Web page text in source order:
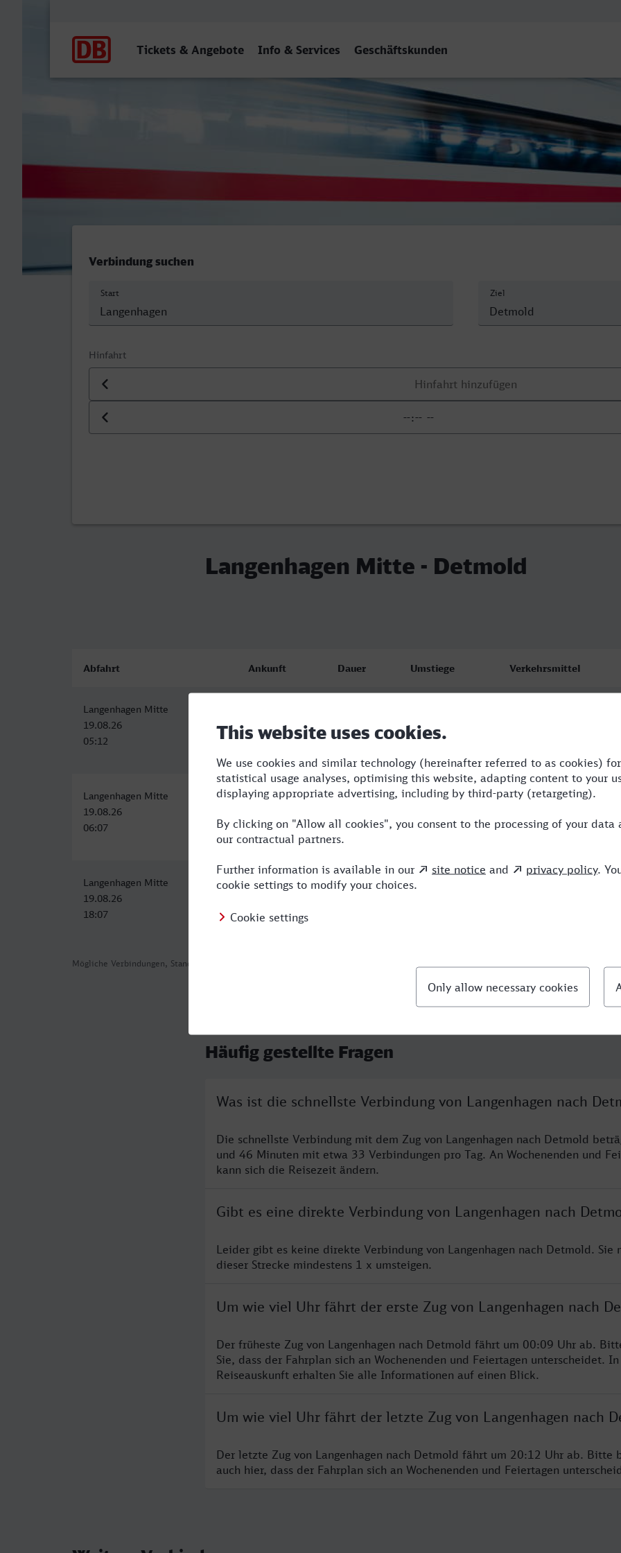
Tickets & Angebote Info & Services Geschäftskunden
Langenhagen Mitte - Detmold
Verbindung suchen
Start Ziel
Hinfahrt
Datum der Hinfahrt
Uhrzeit der Hinfahrt
Langenhagen Mitte - Detmold
Mögliche Verbindungen, Stand: 2026-08-05 06:42
Abfahrt Ankunft Dauer Umstiege Verkehrsmittel
Langenhagen Mitte
19.08.26
05:12
19.08.26
07:58
Langenhagen Mitte
19.08.26
06:07
Detmold
08:58
2:51 2 RB,RE,ERB
Langenhagen Mitte
19.08.26
18:07
Detmold
20:58
2:51 2
Häufig gestellte Fragen
Was ist die schnellste Verbindung von Langenhagen nach
Die schnellste Verbindung mit dem Zug von Langenhagen nach Detmold
und 46 Minuten mit etwa 33 Verbindungen pro Tag. An Wochenenden und
kann sich die Reisezeit ändern.
Gibt es eine direkte Verbindung von Langenhagen nach
Leider gibt es keine direkte Verbindung von Langenhagen nach Detmold. Sie
dieser Strecke mindestens 1 x umsteigen.
Um wie viel Uhr fährt der erste Zug von Langenhagen nach
Der früheste Zug von Langenhagen nach Detmold fährt um 00:09 Uhr ab.
Sie, dass der Fahrplan sich an Wochenenden und Feiertagen unterscheidet.
Reiseauskunft erhalten Sie alle Informationen auf einen Blick.
Um wie viel Uhr fährt der letzte Zug von Langenhagen nach
Der letzte Zug von Langenhagen nach Detmold fährt um 20:12 Uhr ab. Bitte
auch hier, dass der Fahrplan sich an Wochenenden und Feiertagen